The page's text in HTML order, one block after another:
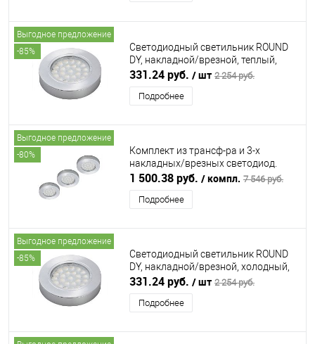
Выгодное предложение
-85%
Светодиодный светильник ROUND
DY, накладной/врезной, теплый,
алюминий FURNIKA (ФУРНИКА)
331.24 руб. / шт 2 254 руб.
Подробнее
Выгодное предложение
-80%
Комплект из трансф-ра и 3-х
накладных/врезных светодиод.
светильника ROUND DY, теплый,
алюминий FURNIKA (ФУРНИКА)
1 500.38 руб. / компл. 7 546 руб.
Подробнее
Выгодное предложение
-85%
Светодиодный светильник ROUND
DY, накладной/врезной, холодный,
алюминий FURNIKA (ФУРНИКА)
331.24 руб. / шт 2 254 руб.
Подробнее